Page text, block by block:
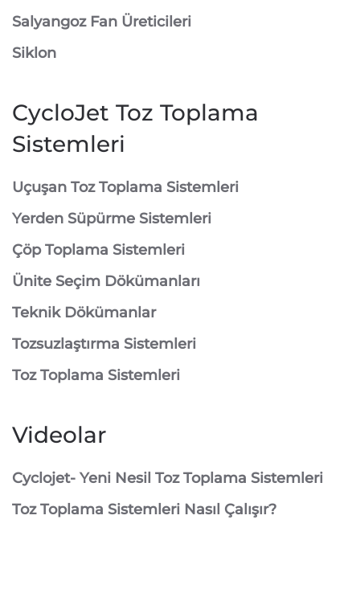
Salyangoz Fan Üreticileri
Siklon
CycloJet Toz Toplama
Sistemleri
⁠Uçuşan Toz Toplama Sistemleri
⁠Yerden Süpürme Sistemleri
⁠Çöp Toplama Sistemleri
Ünite Seçim Dökümanları
Teknik Dökümanlar
Tozsuzlaştırma Sistemleri
Toz Toplama Sistemleri
Videolar
Cyclojet- Yeni Nesil Toz Toplama Sistemleri
Toz Toplama Sistemleri Nasıl Çalışır?